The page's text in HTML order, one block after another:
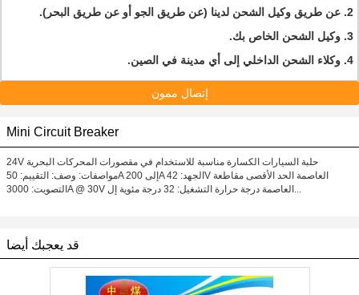
2. عن طريق وكيل الشحن لدينا (عن طريق الجو أو عن طريق البحر).
3. وكيل الشحن الخاص بك.
4. وكلاء الشحن الداخلي إلى أي مدينة في الصين.
إتصال ممون
Mini Circuit Breaker
24V حلبة السيارات الكسارة مناسبة للاستخدام في مقصورات المحركات البحرية
مواصفات: وصف: التقييم: 50A إلى 200A الجهد: 42V العاصمة الحد الأقصى مقاطعة
التصويت: 3000A @ 30V العاصمة درجة حرارة التشغيل: 32 درجة مئوية إل...
قد يعجبك أيضا